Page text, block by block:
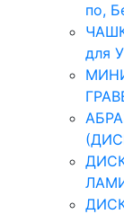
по,
для